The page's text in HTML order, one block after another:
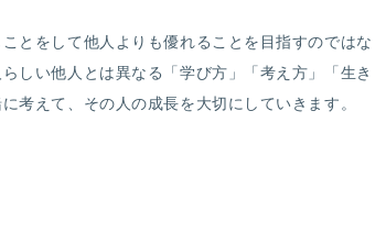
とをして他人よりも優れることを目指すのではな
らしい他人とは異なる「学び方」「考え方」「生き
考えて、その人の成長を大切にしていきます。